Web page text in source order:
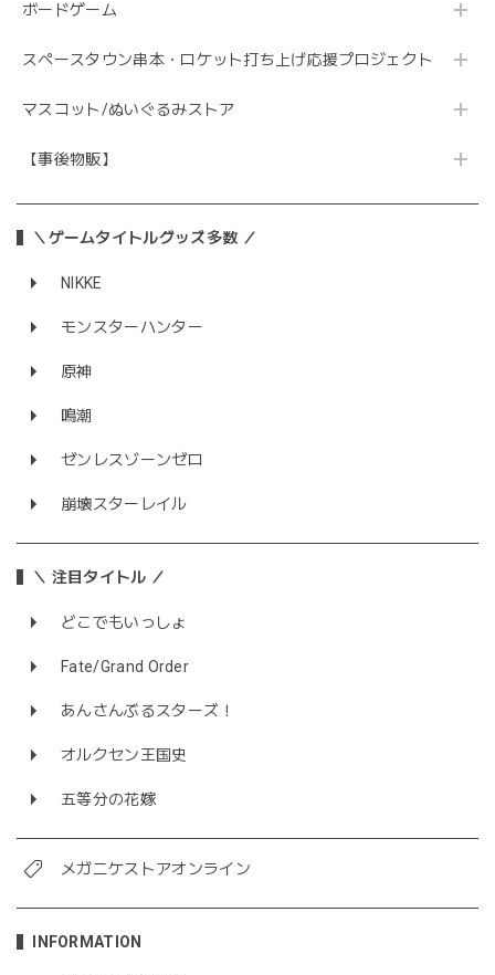
ボードゲーム
スペースタウン串本・ロケット打ち上げ応援プロジェクト
マスコット/ぬいぐるみストア
【事後物販】
＼ゲームタイトルグッズ多数 ／
NIKKE
モンスターハンター
原神
鳴潮
ゼンレスゾーンゼロ
崩壊スターレイル
＼ 注目タイトル ／
どこでもいっしょ
Fate/Grand Order
あんさんぶるスターズ！
オルクセン王国史
五等分の花嫁
メガニケストアオンライン
INFORMATION